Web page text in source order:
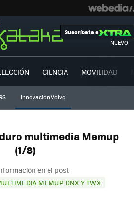
NUEVO
Suscríbete a
CIENCIA MOVILIDAD
Innovación Volvo
multimedia Memup
(1/8)
en el post
MEMUP DNX Y TWX